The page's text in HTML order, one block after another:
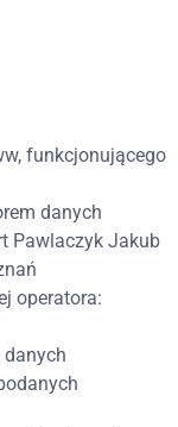
funkcjonującego
danych
Pawlaczyk Jakub
operatora: